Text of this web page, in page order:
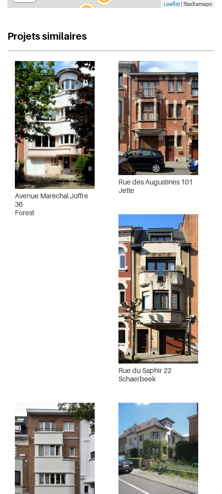
Leaflet | Stadiamaps
Projets similaires
Avenue Maréchal Joffre
36
Forest
Rue des Augustines 101
Jette
Rue du Saphir 22
Schaerbeek